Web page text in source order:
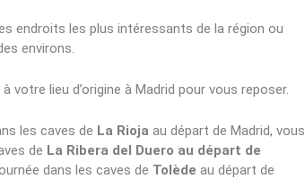
endroits les plus intéressants de la région ou
environs.
lieu d’origine à Madrid pour vous reposer.
les caves de La Rioja au départ de Madrid, vous
de La Ribera del Duero au départ de
dans les caves de Tolède au départ de